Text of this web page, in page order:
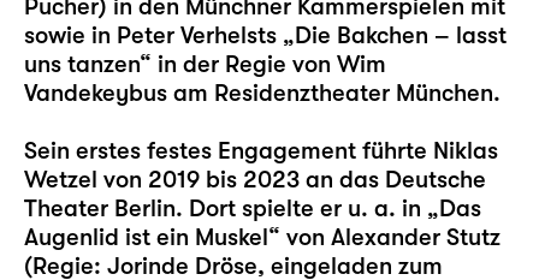
Pucher) in den Münchner Kammerspielen mit
sowie in Peter Verhelsts „Die Bakchen – lasst
uns tanzen“ in der Regie von Wim
Vandekeybus am Residenztheater München.
Sein erstes festes Engagement führte Niklas
Wetzel von 2019 bis 2023 an das Deutsche
Theater Berlin. Dort spielte er u. a. in „Das
Augenlid ist ein Muskel“ von Alexander Stutz
(Regie: Jorinde Dröse, eingeladen zum